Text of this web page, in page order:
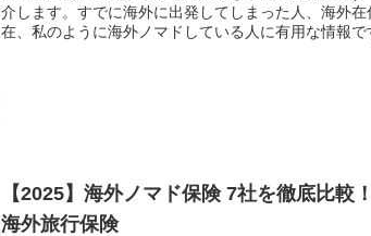
介します。すでに海外に出発してしまった人、海外
在、私のように海外ノマドしている人に有用な情報で
【2025】海外ノマド保険 7社を徹底比較
海外旅行保険